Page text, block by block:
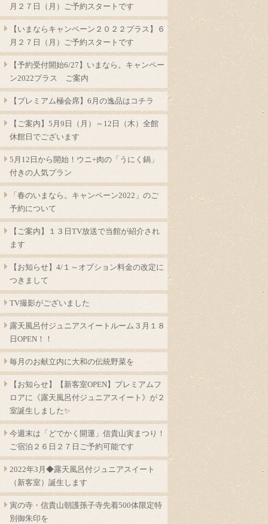
月２７日（月）ご予約スタートです
【いまならキャンペーン２０２２プラス】６
月２７日（月）ご予約スタートです
【予約受付開始6/27】いまなら。キャンペー
ン2022プラス ご案内
【プレミアム極会席】6月の逸品はコチラ
【ご案内】5月9日（月）～12日（木）全館
休館日でございます
5月12日から開始！ウニ+肉の「うにく鍋」
付きの人気プラン
「春のいまなら。キャンペーン2022」のご
予約について
【ご案内】１３日TV放送で当館が紹介され
ます
【お知らせ】4/１～オプション料金の改定に
つきまして
TV撮影がございました
露天風呂付ジュニアスイートルーム３月１８
日OPEN！！
毎月のお献立内に大和の伝統野菜を
【お知らせ】【新客室OPEN】プレミアムフ
ロアに《露天風呂付ジュニアスイート》が２
室誕生しました✨
今週末は「どでかく開運」信貴山寅まつり！
ご宿泊２６日２７日ご予約可能です
2022年3月◆露天風呂付ジュニアスイート
（新客室）誕生します
寅の寺・信貴山朝護孫子寺先着500体限定特
別御朱印を